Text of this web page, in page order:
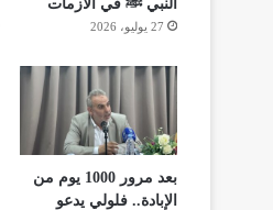
النبي ﷺ في الأزمات
27 يوليو، 2026
بعد مرور 1000 يوم من
الإبادة.. فلولي يدعو